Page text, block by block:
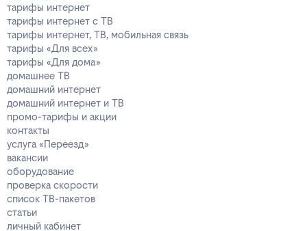
тарифы интернет
тарифы интернет с ТВ
тарифы интернет, ТВ, мобильная связь
тарифы «Для всех»
тарифы «Для дома»
домашнее ТВ
домашний интернет
домашний интернет и ТВ
промо-тарифы и акции
контакты
услуга «Переезд»
вакансии
оборудование
проверка скорости
список ТВ-пакетов
статьи
личный кабинет